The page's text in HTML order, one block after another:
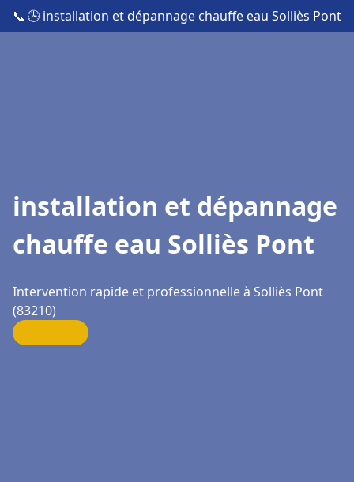
📞 🕒 installation et dépannage chauffe eau Solliès Pont
installation et dépannage
chauffe eau Solliès Pont
Intervention rapide et professionnelle à Solliès Pont
(83210)